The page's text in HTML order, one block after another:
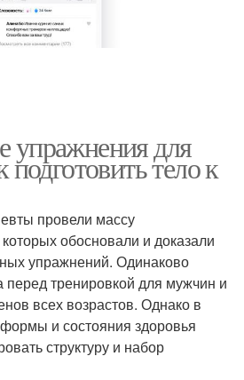
для
тело к
провели массу
обосновали и доказали
упражнений. Одинаково
тренировкой для мужчин и
всех возрастов. Однако в
и состояния здоровья
структуру и набор